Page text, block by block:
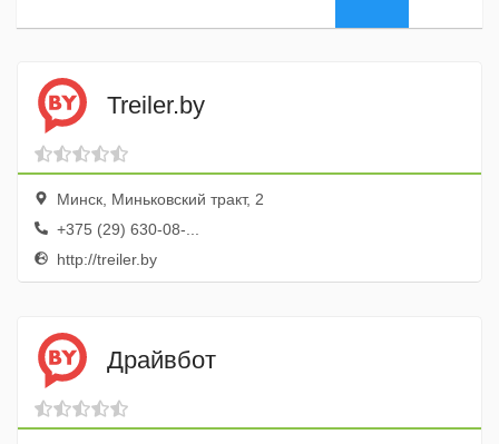
Treiler.by
Минск, Миньковский тракт, 2
+375 (29) 630-08-...
http://treiler.by
Драйвбот